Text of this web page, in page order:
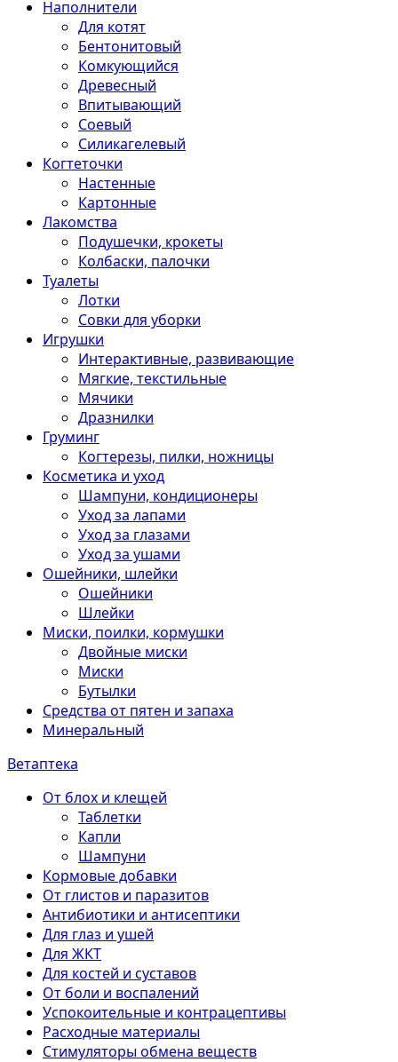
Наполнители
Для котят
Бентонитовый
Комкующийся
Древесный
Впитывающий
Соевый
Силикагелевый
Когтеточки
Настенные
Картонные
Лакомства
Подушечки, крокеты
Колбаски, палочки
Туалеты
Лотки
Совки для уборки
Игрушки
Интерактивные, развивающие
Мягкие, текстильные
Мячики
Дразнилки
Груминг
Когтерезы, пилки, ножницы
Косметика и уход
Шампуни, кондиционеры
Уход за лапами
Уход за глазами
Уход за ушами
Ошейники, шлейки
Ошейники
Шлейки
Миски, поилки, кормушки
Двойные миски
Миски
Бутылки
Средства от пятен и запаха
Минеральный
Ветаптека
От блох и клещей
Таблетки
Капли
Шампуни
Кормовые добавки
От глистов и паразитов
Антибиотики и антисептики
Для глаз и ушей
Для ЖКТ
Для костей и суставов
От боли и воспалений
Успокоительные и контрацептивы
Расходные материалы
Стимуляторы обмена веществ